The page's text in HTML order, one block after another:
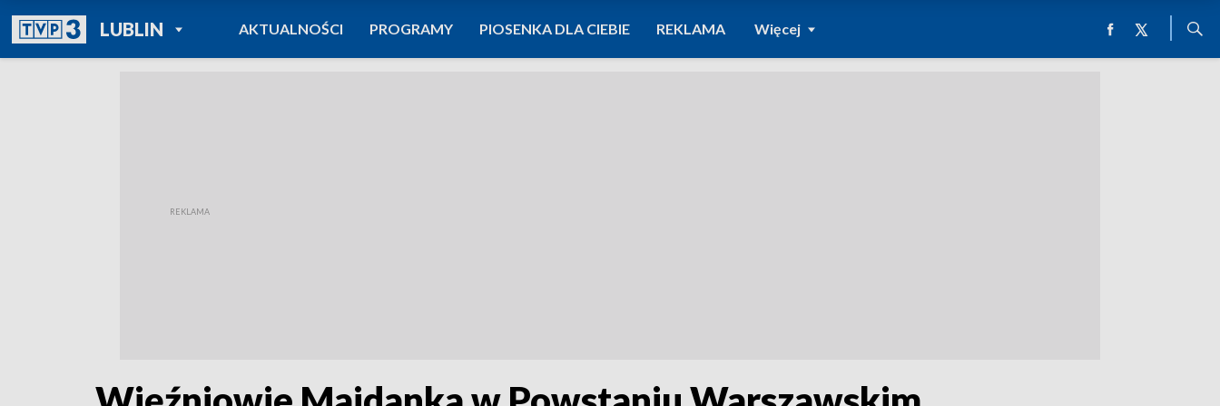
LUBLINPOWRÓT DO
TVP REGIONY
AKTUALNOŚCI PROGRAMY PIOSENKA DLA CIEBIE REKLAMA Więcej